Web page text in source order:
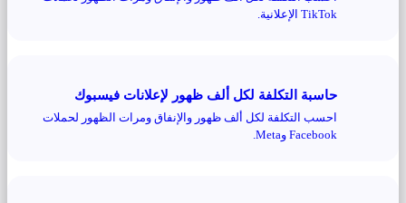
TikTok الإعلانية.
حاسبة التكلفة لكل ألف ظهور لإعلانات فيسبوك
احسب التكلفة لكل ألف ظهور والإنفاق ومرات الظهور لحملات
Facebook وMeta.